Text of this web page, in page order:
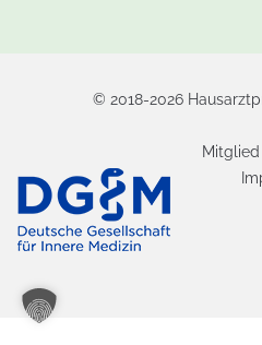
© 2018-2026